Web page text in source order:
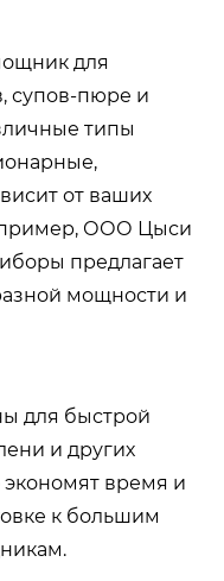
для
супов-пюре и
типы
от ваших
ООО Цыси
предлагает
мощности и
для быстрой
и других
время и
к большим